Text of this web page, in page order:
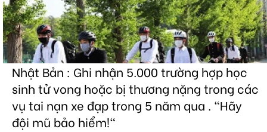
Nhật Bản : Ghi nhận 5.000 trường hợp học
sinh tử vong hoặc bị thương nặng trong các
vụ tai nạn xe đạp trong 5 năm qua . "Hãy
đội mũ bảo hiểm!"